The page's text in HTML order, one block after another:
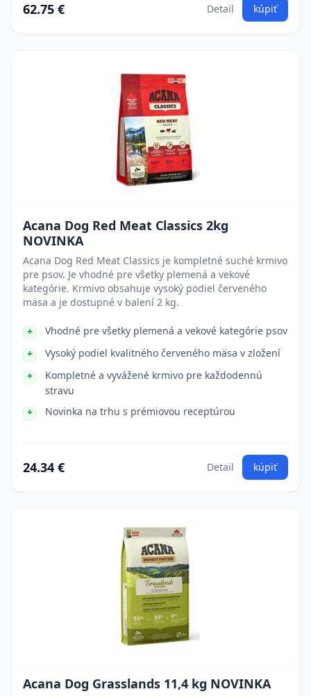
62.75 € Detail kúpiť
Acana Dog Red Meat Classics 2kg
NOVINKA
Acana Dog Red Meat Classics je kompletné suché krmivo
pre psov. Je vhodné pre všetky plemená a vekové
kategórie. Krmivo obsahuje vysoký podiel červeného
mäsa a je dostupné v balení 2 kg.
Vhodné pre všetky plemená a vekové kategórie psov
Vysoký podiel kvalitného červeného mäsa v zložení
Kompletné a vyvážené krmivo pre každodennú
stravu
Novinka na trhu s prémiovou receptúrou
24.34 € Detail kúpiť
Acana Dog Grasslands 11,4 kg NOVINKA